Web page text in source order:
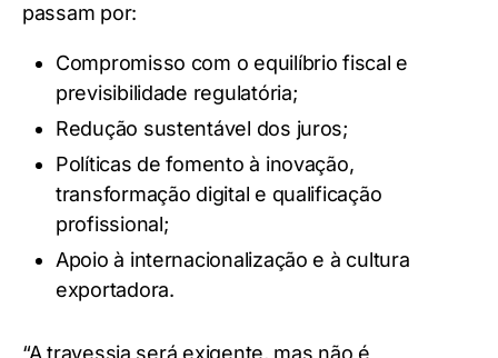
passam por:
Compromisso com o equilíbrio fiscal e
previsibilidade regulatória;
Redução sustentável dos juros;
Políticas de fomento à inovação,
transformação digital e qualificação
profissional;
Apoio à internacionalização e à cultura
exportadora.
“A travessia será exigente, mas não é